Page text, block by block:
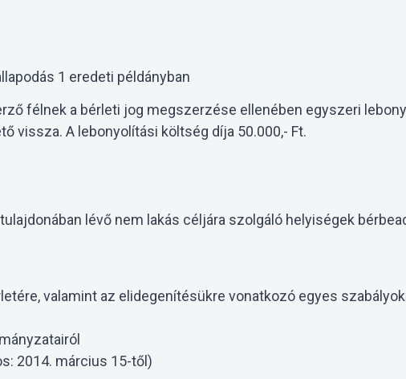
1 eredeti példányban
félnek a bérleti jog megszerzése ellenében egyszeri
vissza. A lebonyolítási költség díja 50.000,- Ft.
lévő nem lakás céljára szolgáló helyiségek
valamint az elidegenítésükre vonatkozó egyes
2014. március 15-től)